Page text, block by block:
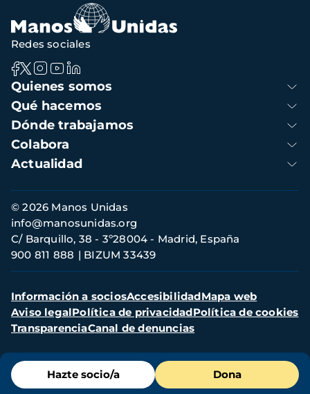
Menú
de
Hazte socio/a Dona
Navegación
principal
Quienes somos
Qué hacemos
Dónde trabajamos
Colabora
Actualidad
Redes sociales
Información
de
contacto
© 2026 Manos Unidas
C/ Barquillo, 38 - 3º28004 - Madrid, España
900 811 888
BIZUM 33439
info@manosunidas.org
Menú
secundario
Información a sociosAccesibilidadMapa web
Aviso legalPolítica de privacidadPolítica de cookies
TransparenciaCanal de denuncias